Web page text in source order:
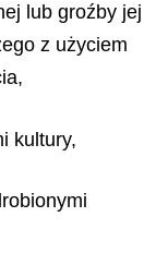
lub groźby jej
z użyciem
kultury,